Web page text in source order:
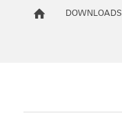
DOWNLOADS